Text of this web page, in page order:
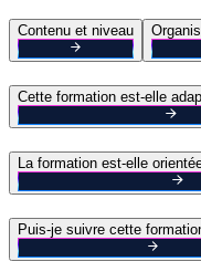
Contenu et niveau
Cette formation est-elle
La formation est-elle
Puis-je suivre cette